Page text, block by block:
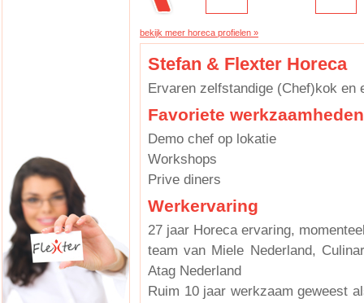
bekijk meer horeca profielen »
Stefan & Flexter Horeca
Ervaren zelfstandige (Chef)kok en
Favoriete werkzaamheden
Demo chef op lokatie
Workshops
Prive diners
Werkervaring
27 jaar Horeca ervaring,
team van Miele Nederland,
Atag Nederland
Ruim 10 jaar werkzaam geweest